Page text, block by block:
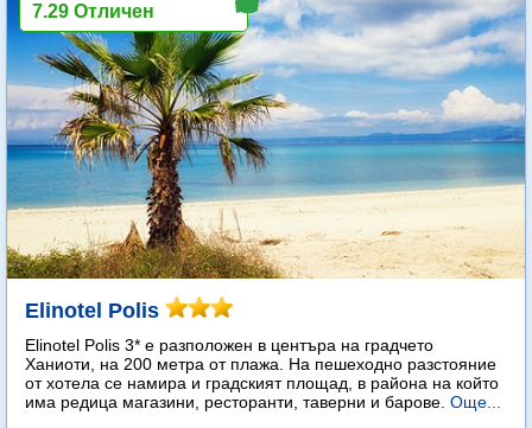
Elinotel Polis
Elinotel Polis 3* е разположен в центъра на градчето
Ханиоти, на 200 метра от плажа. На пешеходно разстояние
от хотела се намира и градският площад, в района на който
има редица магазини, ресторанти, таверни и барове. Още...
7.29 Отличен